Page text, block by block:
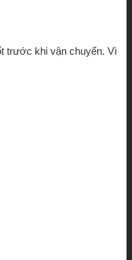
trước khi vận chuyển. Vì